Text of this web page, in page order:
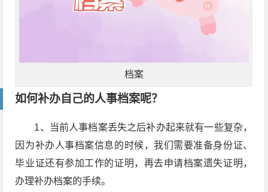
档案
如何补办自己的人事档案呢？
1、当前人事档案丢失之后补办起来就有一些复杂，
因为补办人事档案信息的时候，我们需要准备身份证、
毕业证还有参加工作的证明，再去申请档案遗失证明，
办理补办档案的手续。